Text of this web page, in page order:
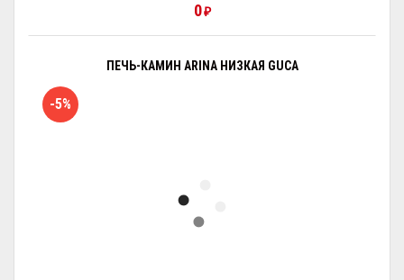
0₽
ПЕЧЬ-КАМИН ARINA НИЗКАЯ GUCA
-5%